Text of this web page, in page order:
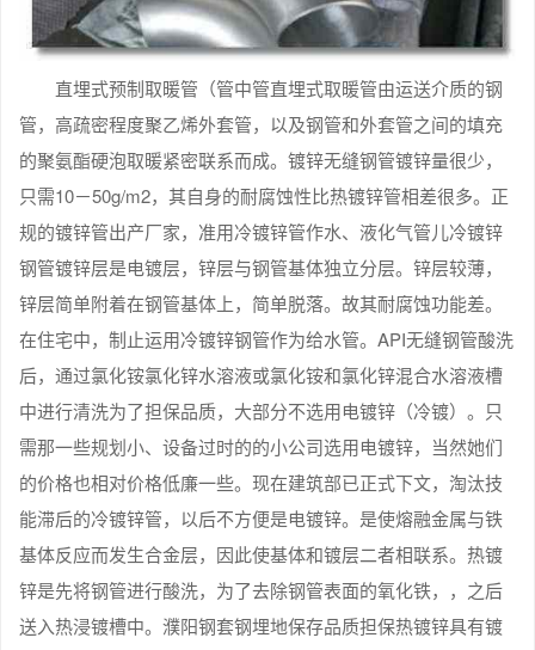
直埋式预制取暖管（管中管直埋式取暖管由运送介质的钢
管，高疏密程度聚乙烯外套管，以及钢管和外套管之间的填充
的聚氨酯硬泡取暖紧密联系而成。镀锌无缝钢管镀锌量很少，
只需10－50g/m2，其自身的耐腐蚀性比热镀锌管相差很多。正
规的镀锌管出产厂家，准用冷镀锌管作水、液化气管儿冷镀锌
钢管镀锌层是电镀层，锌层与钢管基体独立分层。锌层较薄，
锌层简单附着在钢管基体上，简单脱落。故其耐腐蚀功能差。
在住宅中，制止运用冷镀锌钢管作为给水管。API无缝钢管酸洗
后，通过氯化铵氯化锌水溶液或氯化铵和氯化锌混合水溶液槽
中进行清洗为了担保品质，大部分不选用电镀锌（冷镀）。只
需那一些规划小、设备过时的的小公司选用电镀锌，当然她们
的价格也相对价格低廉一些。现在建筑部已正式下文，淘汰技
能滞后的冷镀锌管，以后不方便是电镀锌。是使熔融金属与铁
基体反应而发生合金层，因此使基体和镀层二者相联系。热镀
锌是先将钢管进行酸洗，为了去除钢管表面的氧化铁，，之后
送入热浸镀槽中。濮阳钢套钢埋地保存品质担保热镀锌具有镀